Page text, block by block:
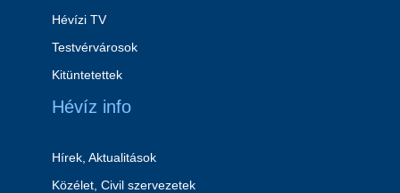
Hévízi TV
Testvérvárosok
Kitüntetettek
Hévíz info
Hírek, Aktualitások
Közélet, Civil szervezetek